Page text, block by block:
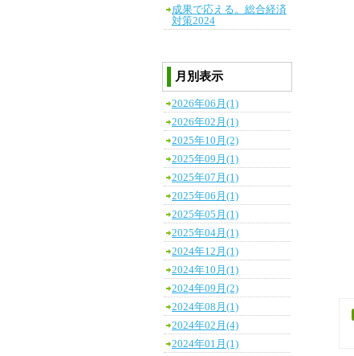
成果で応える。総合経済
対策2024
月別表示
2026年06月(1)
2026年02月(1)
2025年10月(2)
2025年09月(1)
2025年07月(1)
2025年06月(1)
2025年05月(1)
2025年04月(1)
2024年12月(1)
2024年10月(1)
2024年09月(2)
2024年08月(1)
2024年02月(4)
2024年01月(1)